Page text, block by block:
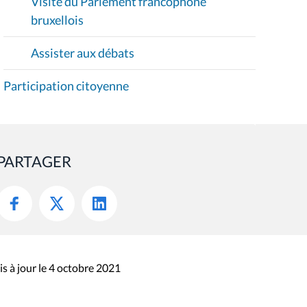
bruxellois
Assister aux débats
Participation citoyenne
à jour le 4 octobre 2021